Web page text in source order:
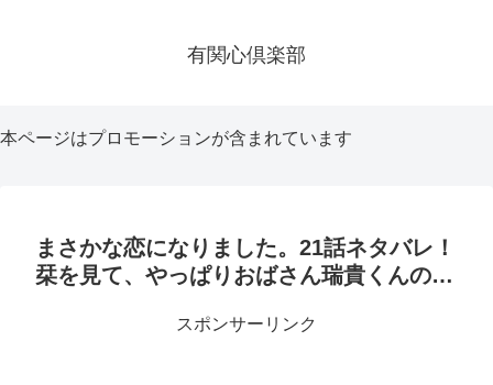
有関心倶楽部
本ページはプロモーションが含まれています
まさかな恋になりました。21話ネタバレ！
栞を見て、やっぱりおばさん瑞貴くんの…
スポンサーリンク